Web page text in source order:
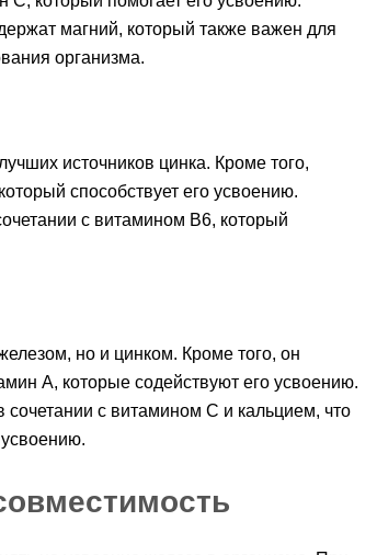
магний, который также важен для
организма.
источников цинка. Кроме того,
способствует его усвоению.
с витамином B6, который
но и цинком. Кроме того, он
A, которые содействуют его усвоению.
сочетании с витамином C и кальцием, что